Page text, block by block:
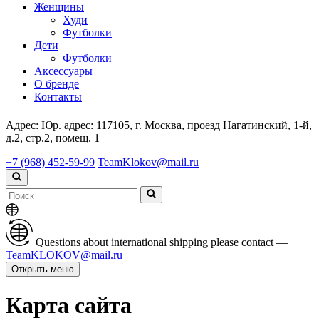
Женщины
Худи
Футболки
Дети
Футболки
Аксессуары
О бренде
Контакты
Адрес: Юр. адрес: 117105, г. Москва, проезд Нагатинский, 1-й,
д.2, стр.2, помещ. 1
+7 (968) 452-59-99 TeamKlokov@mail.ru
Questions about international shipping please contact —
TeamKLOKOV@mail.ru
Открыть меню
Карта сайта